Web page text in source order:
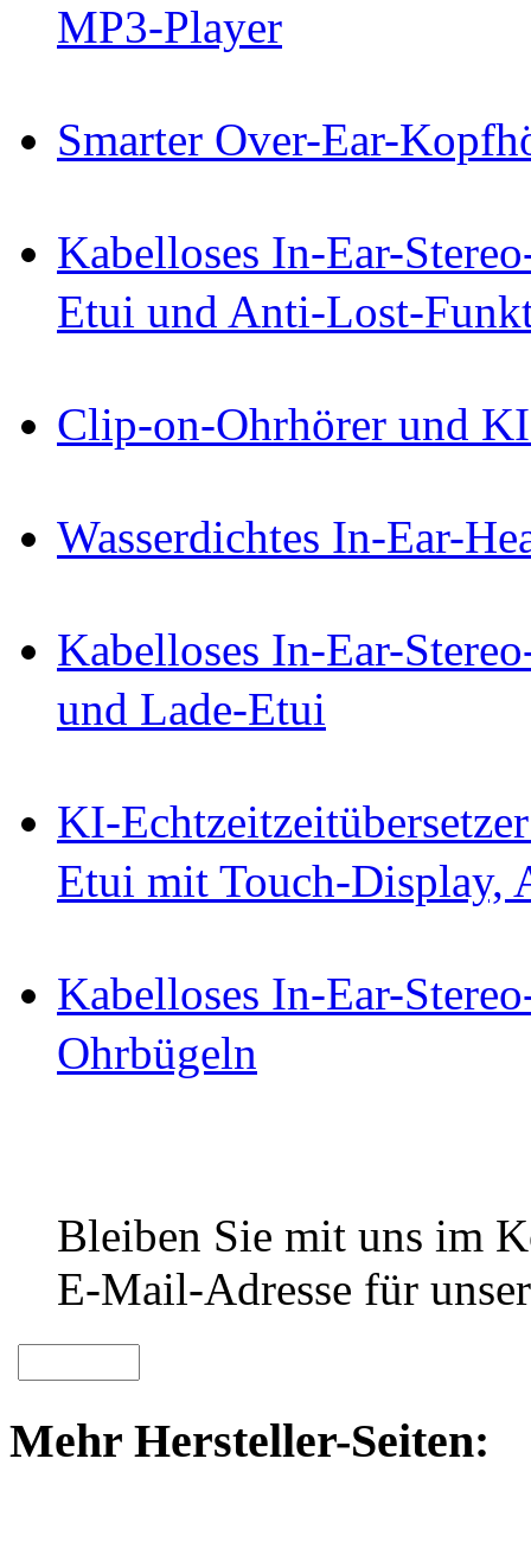
MP3-Player
Smarter Over-Ear-
Kabelloses In-Ear-
Etui und Anti-Lost-
Clip-on-Ohrhörer und
Wasserdichtes In-Ear-
Kabelloses In-Ear-
und Lade-Etui
KI-
Etui mit Touch-Display,
Kabelloses In-Ear-
Ohrbügeln
Bleiben Sie mit uns im
E-Mail-Adresse für
Mehr Hersteller-Seiten: